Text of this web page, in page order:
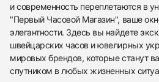
и современность переплетаются в
"Первый Часовой Магазин", ваше
элегантности. Здесь вы найдете
швейцарских часов и ювелирных
мировых брендов, которые станут
спутником в любых жизненных